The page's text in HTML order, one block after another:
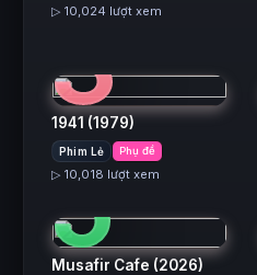
▷ 10,024 lượt xem
3
1941 (1979)
Phim Lẻ Phụ đề
▷ 10,018 lượt xem
5
Musafir Cafe (2026)